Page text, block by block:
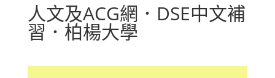
人文及ACG網．DSE中文補
習．柏楊大學